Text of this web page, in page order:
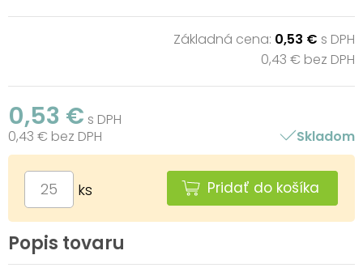
Základná cena: 0,53 € s DPH
0,43 € bez DPH
0,53 € s DPH
0,43 € bez DPH
Skladom
ks Pridať do košíka
Popis tovaru